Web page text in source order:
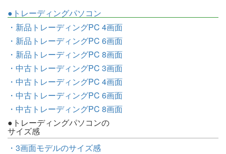
●トレーディングパソコン
・新品トレーディングPC 4画面
・新品トレーディングPC 6画面
・新品トレーディングPC 8画面
・中古トレーディングPC 3画面
・中古トレーディングPC 4画面
・中古トレーディングPC 6画面
・中古トレーディングPC 8画面
●トレーディングパソコンの
サイズ感
・3画面モデルのサイズ感